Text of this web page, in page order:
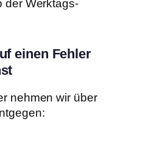
der Werktags-
einen Fehler
nehmen wir über